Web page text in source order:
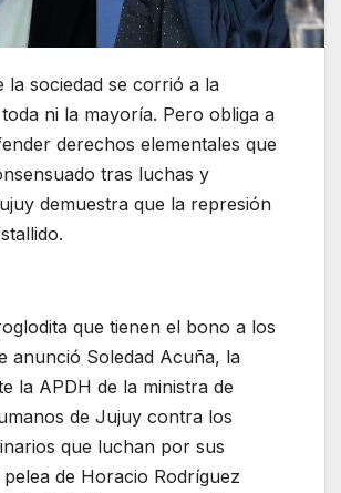
la sociedad se corrió a la
ni la mayoría. Pero obliga a
derechos elementales que
tras luchas y
demuestra que la represión
que tienen el bono a los
anunció Soledad Acuña, la
la APDH de la ministra de
de Jujuy contra los
que luchan por sus
de Horacio Rodríguez